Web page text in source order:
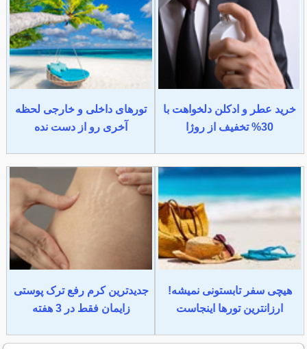
خرید عطر و ادکلن دلخواهت با
30% تخفیف از روژا
تورهای داخلی و خارجی لحظه
آخری رو از دست نده
هیچی سفر تابستونی نمیشه!
ارزانترین تورها اینجاست
جدیدترین کرم رفع ترک پوستی
زایمان فقط در 3 هفته